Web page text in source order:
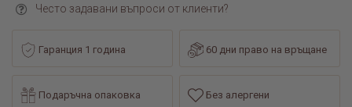
Често задавани въпроси от клиенти?
Гаранция 1 година 60 дни право на връщане
Подаръчна опаковка Без алергени